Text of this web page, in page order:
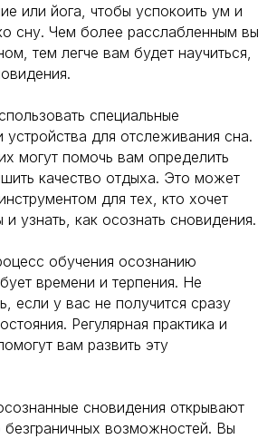
или йога, чтобы успокоить ум и
сну. Чем более расслабленным вы
тем легче вам будет научиться,
специальные
для отслеживания сна.
могут помочь вам определить
качество отдыха. Это может
для тех, кто хочет
и узнать, как осознать сновидения.
обучения осознанию
времени и терпения. Не
если у вас не получится сразу
Регулярная практика и
вам развить эту
сновидения открывают
возможностей. Вы